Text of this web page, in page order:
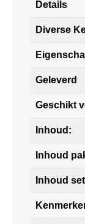
Details
Diverse
Geleverd
Geschikt
Inhoud:
Inhoud
Inhoud set